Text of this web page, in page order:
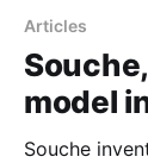
Articles
model
Souche